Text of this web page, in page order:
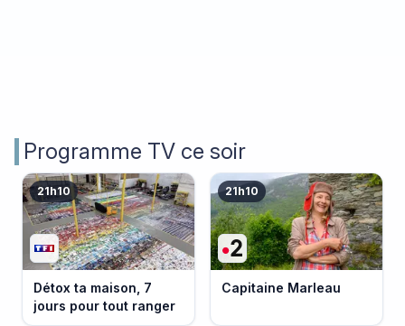
Programme TV ce soir
21h10
Détox ta maison, 7
jours pour tout ranger
21h10
Capitaine Marleau